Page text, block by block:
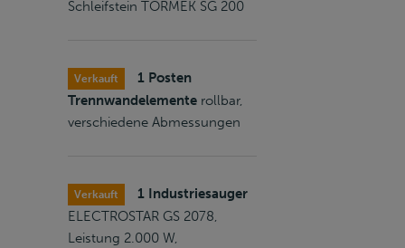
Schleifstein TORMEK SG 200
Verkauft
1 Posten
Trennwandelemente rollbar,
verschiedene Abmessungen
Verkauft
1 Industriesauger
ELECTROSTAR GS 2078,
Leistung 2.000 W,